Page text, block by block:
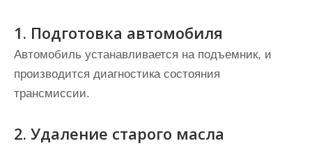
1. Подготовка автомобиля
Автомобиль устанавливается на подъемник, и
производится диагностика состояния
трансмиссии.
2. Удаление старого масла